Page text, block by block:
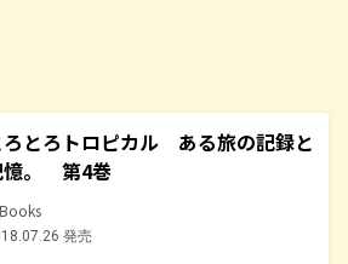
ろとろトロピカル ある旅の記録と
憶。 第4巻
発売